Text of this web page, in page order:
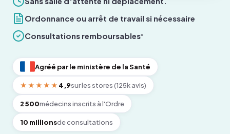
Ordonnance ou arrêt de travail si nécessaire
Consultations remboursables*
Agréé par le ministère de la Santé
★★★★★ 4,9sur les stores (125k avis)
2 500médecins inscrits à l'Ordre
10 millionsde consultations